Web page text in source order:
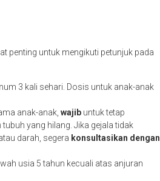
penting untuk mengikuti petunjuk pada
3 kali sehari. Dosis untuk anak-anak
anak-anak, wajib untuk tetap
yang hilang. Jika gejala tidak
darah, segera konsultasikan dengan
usia 5 tahun kecuali atas anjuran